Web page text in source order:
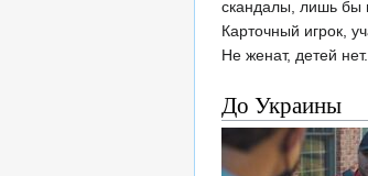
скандалы, лишь бы
Карточный игрок,
Не женат, детей нет.
До Украины